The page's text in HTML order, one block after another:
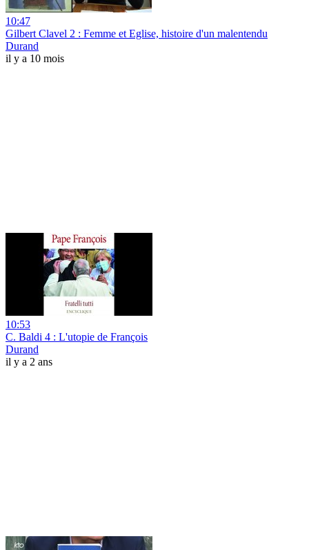
10:47
Gilbert Clavel 2 : Femme et Eglise, histoire d'un malentendu
Durand
il y a 10 mois
10:53
C. Baldi 4 : L'utopie de François
Durand
il y a 2 ans